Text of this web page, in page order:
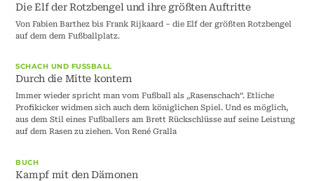
Die Elf der Rotzbengel und ihre größten Auftritte
Von Fabien Barthez bis Frank Rijkaard – die Elf der größten Rotzbengel
auf dem dem Fußballplatz.
SCHACH UND FUSSBALL
Durch die Mitte kontern
Immer wieder spricht man vom Fußball als „Rasenschach“. Etliche
Profikicker widmen sich auch dem königlichen Spiel. Und es möglich,
aus dem Stil eines Fußballers am Brett Rückschlüsse auf seine Leistung
auf dem Rasen zu ziehen. Von René Gralla
BUCH
Kampf mit den Dämonen